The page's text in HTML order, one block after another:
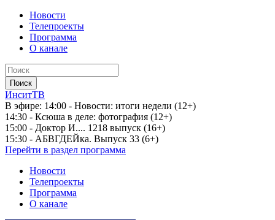
Новости
Телепроекты
Программа
О канале
ИнситТВ
В эфире: 14:00 - Новости: итоги недели (12+)
14:30 - Ксюша в деле: фотография (12+)
15:00 - Доктор И.... 1218 выпуск (16+)
15:30 - АБВГДЕЙка. Выпуск 33 (6+)
Перейти в раздел программа
Новости
Телепроекты
Программа
О канале